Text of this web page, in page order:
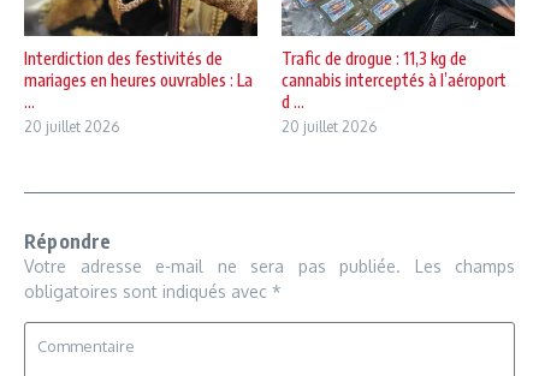
Interdiction des festivités de
mariages en heures ouvrables : La
...
20 juillet 2026
Trafic de drogue : 11,3 kg de
cannabis interceptés à l’aéroport
d ...
20 juillet 2026
Répondre
Votre adresse e-mail ne sera pas publiée.
Les champs
obligatoires sont indiqués avec *